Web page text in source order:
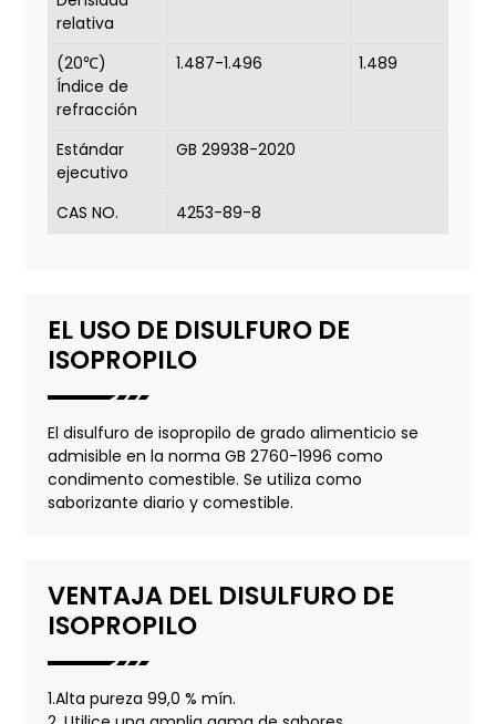
relativa
(20℃)
Índice de
refracción
1.487-1.496 1.489
Estándar
ejecutivo
GB 29938-2020
CAS NO. 4253-89-8
EL USO DE DISULFURO DE
ISOPROPILO
El disulfuro de isopropilo de grado alimenticio se
admisible en la norma GB 2760-1996 como
condimento comestible. Se utiliza como
saborizante diario y comestible.
VENTAJA DEL DISULFURO DE
ISOPROPILO
1.Alta pureza 99,0 % mín.